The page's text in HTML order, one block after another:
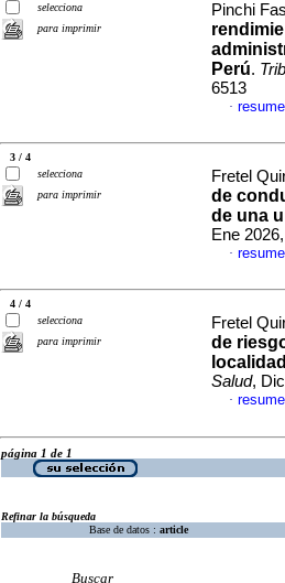
selecciona
para imprimir
Pinchi
Perú.
6513
·
3 / 4
selecciona
para imprimir
Fretel
de
de una
Ene
·
4 / 4
selecciona
para imprimir
Fretel
de
Salud,
·
página 1 de 1
Refinar la búsqueda
Base de datos : article
Buscar